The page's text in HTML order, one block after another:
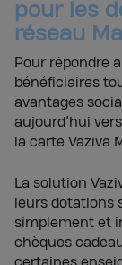
pour les
réseau
Pour répondre
bénéficiaires
avantages
aujourd’hui
la carte Vaziva
La solution
leurs dotations
simplement et
chèques